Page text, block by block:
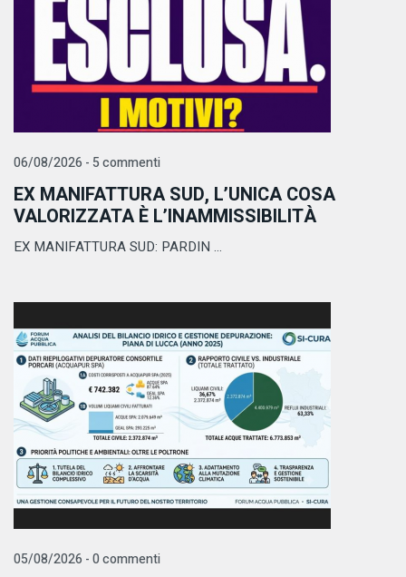
06/08/2026 - 5 commenti
EX MANIFATTURA SUD, L’UNICA COSA
VALORIZZATA È L’INAMMISSIBILITÀ
EX MANIFATTURA SUD: PARDIN ...
05/08/2026 - 0 commenti